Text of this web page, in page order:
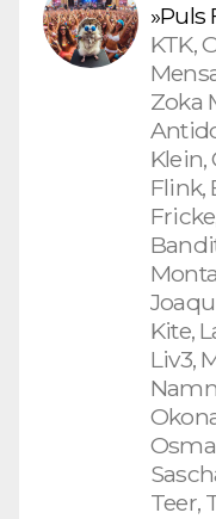
»Puls
KTK,
Zoka
Klein,
Flink,
Kite,
Liv3,
Teer,